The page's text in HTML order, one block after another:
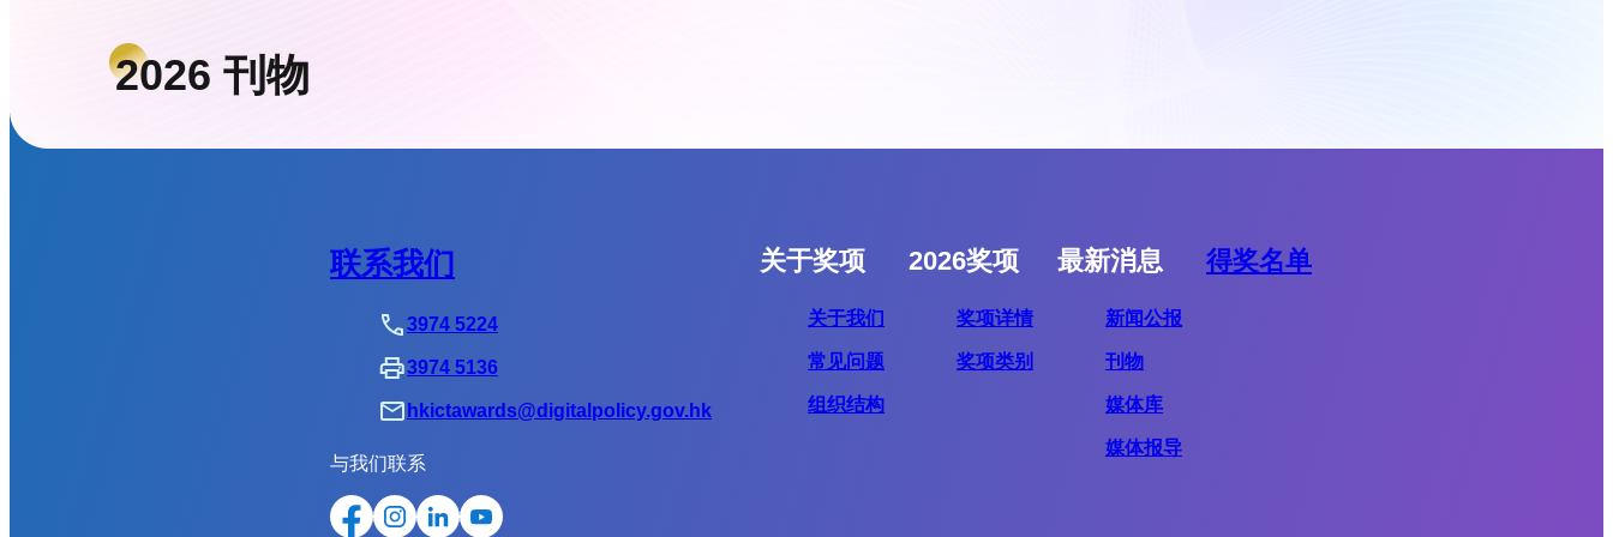
2026 刊物
联系我们
3974 5224
3974 5136
hkictawards@digitalpolicy.gov.hk
与我们联系
关于奖项
关于我们
常见问题
组织结构
2026奖项
奖项详情
奖项类别
最新消息
新闻公报
刊物
媒体库
媒体报导
得奖名单